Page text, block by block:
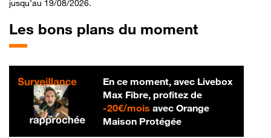
jusqu’au 19/08/2026.
Les bons plans du moment
En ce moment, avec Livebox
Max Fibre, profitez de
-20€/mois20 € par mois
avec Orange
Maison Protégée